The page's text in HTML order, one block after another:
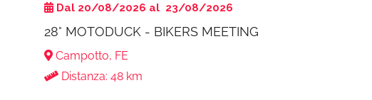
Dal 20/08/2026 al 23/08/2026
28° MOTODUCK - BIKERS MEETING
Campotto, FE
Distanza: 48 km